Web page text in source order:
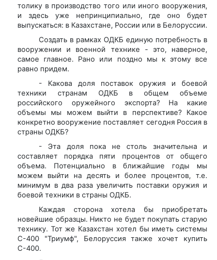
толику в производство того или иного вооружения,
и здесь уже непринципиально, где оно будет
выпускаться: в Казахстане, России или в Белоруссии.
Создать в рамках ОДКБ единую потребность в
вооружении и военной технике - это, наверное,
самое главное. Рано или поздно мы к этому все
равно придем.
- Какова доля поставок оружия и боевой
техники странам ОДКБ в общем объеме
российского оружейного экспорта? На какие
объемы мы можем выйти в перспективе? Какое
конкретно вооружение поставляет сегодня Россия в
страны ОДКБ?
- Эта доля пока не столь значительна и
составляет порядка пяти процентов от общего
объема. Потенциально в ближайшие годы мы
можем выйти на десять и более процентов, т.е.
минимум в два раза увеличить поставки оружия и
боевой техники в страны ОДКБ.
Каждая сторона хотела бы приобретать
новейшие образцы. Никто не будет покупать старую
технику. Тот же Казахстан хотел бы иметь системы
С-400 "Триумф", Белоруссия также хочет купить
С-400.